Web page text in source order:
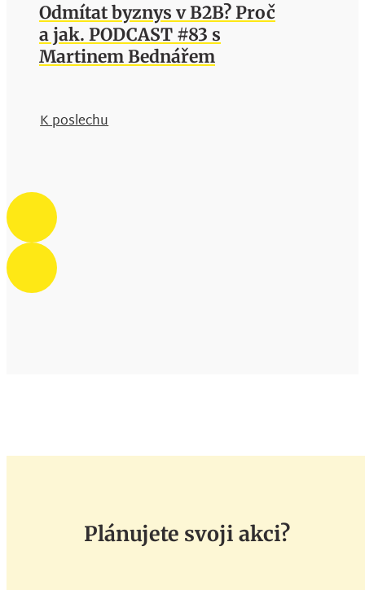
Odmítat byznys v B2B? Proč
a jak. PODCAST #83 s
Martinem Bednářem
K poslechu
Plánujete svoji akci?